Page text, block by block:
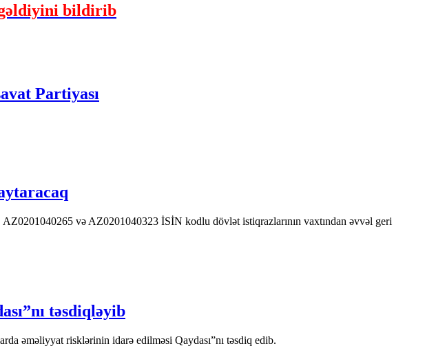
gəldiyini bildirib
Partiyası
və AZ0201040323 İSİN kodlu dövlət istiqrazlarının vaxtından əvvəl geri
təsdiqləyib
əməliyyat risklərinin idarə edilməsi Qaydası”nı təsdiq edib.